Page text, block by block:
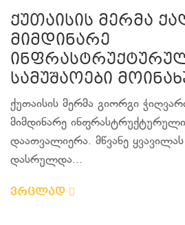
ქუთაისის მერმა
მიმდინარე
სამუშაოები
ქუთაისის მერმა გიორგი
მიმდინარე
დაათვალიერა. მწვანე ყვავილას
დასრულდა...
ვრცლად